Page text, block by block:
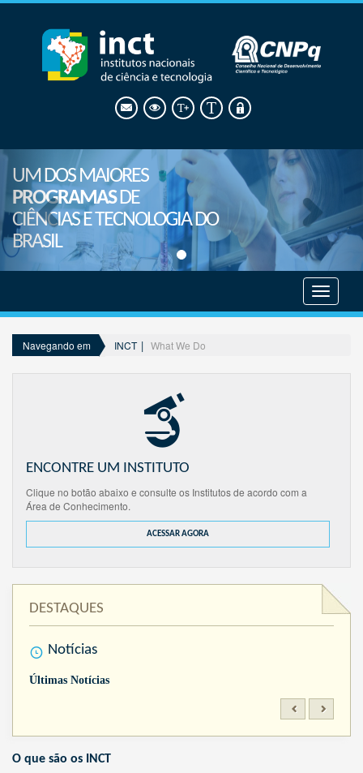
UM DOS MAIORES
PROGRAMASDE
CIÊNCIAS E TECNOLOGIA DO
BRASIL
menu
Navegando em INCT What We Do
ENCONTRE UM INSTITUTO
Clique no botão abaixo e consulte os Institutos de acordo com a
Área de Conhecimento.
ACESSAR AGORA
DESTAQUES
Notícias
Últimas Notícias
O que são os INCT